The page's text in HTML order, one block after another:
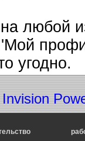
любой
'Мой
угодно.
Invision